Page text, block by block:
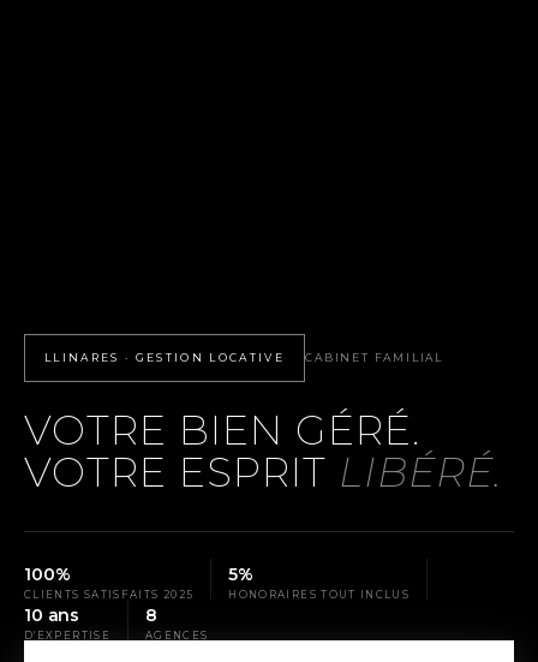
LLINARES · GESTION LOCATIVE CABINET FAMILIAL
VOTRE BIEN GÉRÉ.
VOTRE ESPRIT LIBÉRÉ.
100%
CLIENTS SATISFAITS 2025
5%
HONORAIRES TOUT INCLUS
10 ans
D'EXPERTISE
8
AGENCES